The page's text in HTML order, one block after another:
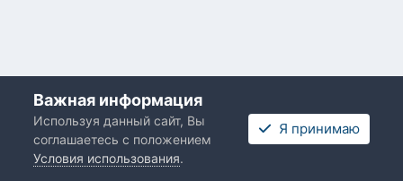
Важная информация
Используя данный сайт, Вы
соглашаетесь с положением
Условия использования.
Я принимаю